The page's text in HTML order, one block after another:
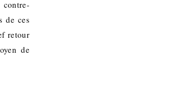
de ces
retour
de